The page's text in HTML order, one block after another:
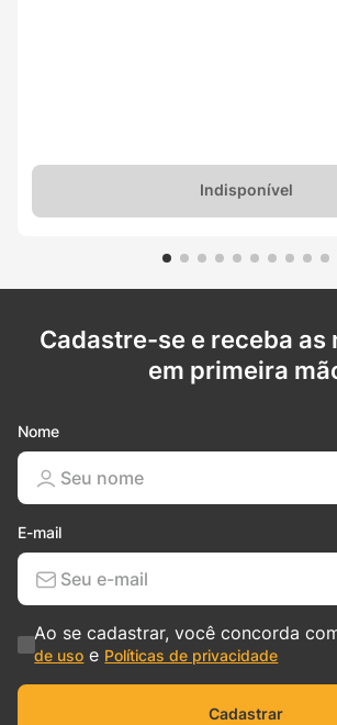
Indisponível
Cadastre-se e receba as
em primeira
Nome
E-mail
Ao se cadastrar, você concorda
de uso e Políticas de privacidade
Cadastrar